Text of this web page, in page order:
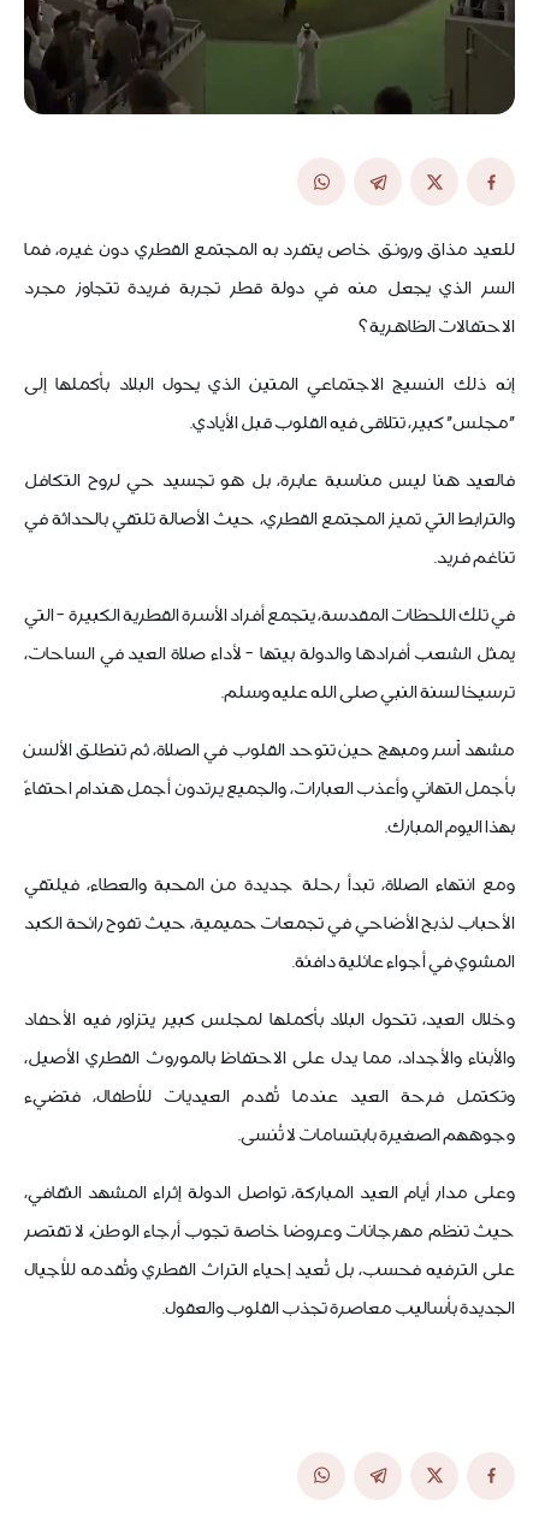
للعيد مذاق ورونق خاص يتفرد به المجتمع القطري دون غيره، فما
السر الذي يجعل منه في دولة قطر تجربة فريدة تتجاوز مجرد
الاحتفالات الظاهرية؟
إنه ذلك النسيج الاجتماعي المتين الذي يحول البلاد بأكملها إلى
"مجلس" كبير، تتلاقى فيه القلوب قبل الأيادي.
فالعيد هنا ليس مناسبة عابرة، بل هو تجسيد حي لروح التكافل
والترابط التي تميز المجتمع القطري، حيث الأصالة تلتقي بالحداثة في
تناغم فريد.
في تلك اللحظات المقدسة، يتجمع أفراد الأسرة القطرية الكبيرة - التي
يمثل الشعب أفرادها والدولة بيتها - لأداء صلاة العيد في الساحات،
ترسيخا لسنة النبي صلى الله عليه وسلم.
مشهد آسر ومبهج حين تتوحد القلوب في الصلاة، ثم تنطلق الألسن
بأجمل التهاني وأعذب العبارات، والجميع يرتدون أجمل هندام احتفاءً
بهذا اليوم المبارك.
ومع انتهاء الصلاة، تبدأ رحلة جديدة من المحبة والعطاء، فيلتقي
الأحباب لذبح الأضاحي في تجمعات حميمية، حيث تفوح رائحة الكبد
المشوي في أجواء عائلية دافئة.
وخلال العيد، تتحول البلاد بأكملها لمجلس كبير يتزاور فيه الأحفاد
والأبناء والأجداد، مما يدل على الاحتفاظ بالموروث القطري الأصيل،
وتكتمل فرحة العيد عندما تُقدم العيديات للأطفال، فتضيء
وجوههم الصغيرة بابتسامات لا تُنسى.
وعلى مدار أيام العيد المباركة، تواصل الدولة إثراء المشهد الثقافي،
حيث تنظم مهرجانات وعروضا خاصة تجوب أرجاء الوطن، لا تقتصر
على الترفيه فحسب، بل تُعيد إحياء التراث القطري وتُقدمه للأجيال
الجديدة بأساليب معاصرة تجذب القلوب والعقول.